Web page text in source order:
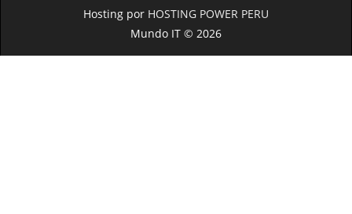
Hosting por HOSTING POWER PERU
Mundo IT © 2026